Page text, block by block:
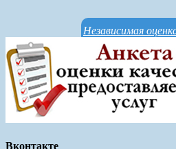
Независимая
Вконтакте